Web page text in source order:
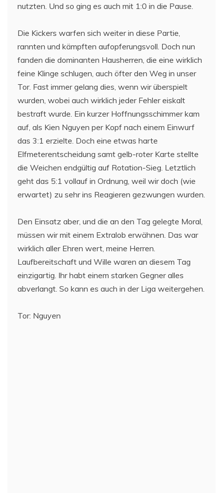
nutzten. Und so ging es auch mit 1:0 in die Pause.
Die Kickers warfen sich weiter in diese Partie,
rannten und kämpften aufopferungsvoll. Doch nun
fanden die dominanten Hausherren, die eine wirklich
feine Klinge schlugen, auch öfter den Weg in unser
Tor. Fast immer gelang dies, wenn wir überspielt
wurden, wobei auch wirklich jeder Fehler eiskalt
bestraft wurde. Ein kurzer Hoffnungsschimmer kam
auf, als Kien Nguyen per Kopf nach einem Einwurf
das 3:1 erzielte. Doch eine etwas harte
Elfmeterentscheidung samt gelb-roter Karte stellte
die Weichen endgültig auf Rotation-Sieg. Letztlich
geht das 5:1 vollauf in Ordnung, weil wir doch (wie
erwartet) zu sehr ins Reagieren gezwungen wurden.
Den Einsatz aber, und die an den Tag gelegte Moral,
müssen wir mit einem Extralob erwähnen. Das war
wirklich aller Ehren wert, meine Herren.
Laufbereitschaft und Wille waren an diesem Tag
einzigartig. Ihr habt einem starken Gegner alles
abverlangt. So kann es auch in der Liga weitergehen.
Tor: Nguyen